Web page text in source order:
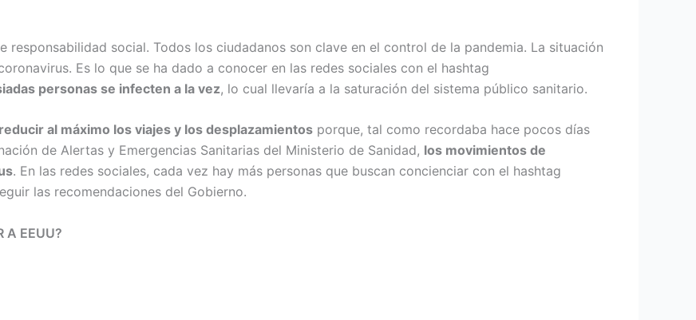
responsabilidad social. Todos los ciudadanos son clave en el control de la pandemia. La situación
Es lo que se ha dado a conocer en las redes sociales con el hashtag
personas se infecten a la vez, lo cual llevaría a la saturación del sistema público sanitario.
reducir al máximo los viajes y los desplazamientos porque, tal como recordaba hace pocos días
de Alertas y Emergencias Sanitarias del Ministerio de Sanidad, los movimientos de
. En las redes sociales, cada vez hay más personas que buscan concienciar con el hashtag
las recomendaciones del Gobierno.
A EEUU?